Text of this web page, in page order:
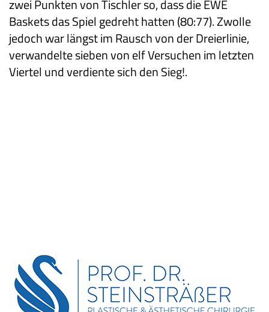
zwei Punkten von Tischler so, dass die EWE
Baskets das Spiel gedreht hatten (80:77). Zwolle
jedoch war längst im Rausch von der Dreierlinie,
verwandelte sieben von elf Versuchen im letzten
Viertel und verdiente sich den Sieg!.